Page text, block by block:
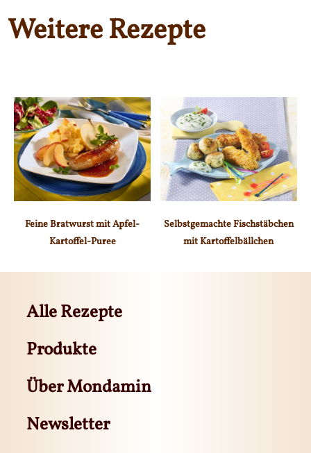
Weitere Rezepte
Feine Bratwurst mit Apfel-
Kartoffel-Puree
Selbstgemachte Fischstäbchen
mit Kartoffelbällchen
Alle Rezepte
Produkte
Über Mondamin
Newsletter